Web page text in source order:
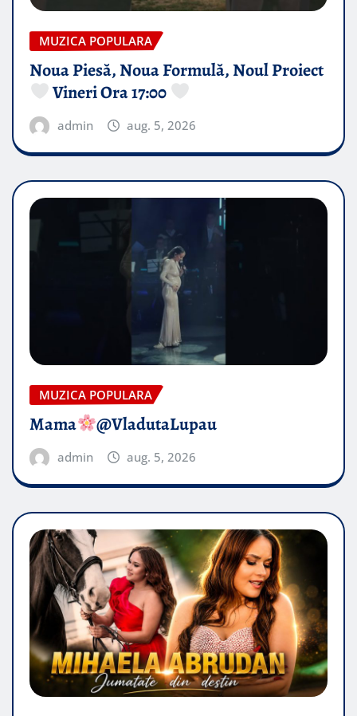
MUZICA POPULARA
Noua Piesă, Noua Formulă, Noul Proiect
Vineri Ora 17:00
admin aug. 5, 2026
MUZICA POPULARA
Mama @VladutaLupau
admin aug. 5, 2026